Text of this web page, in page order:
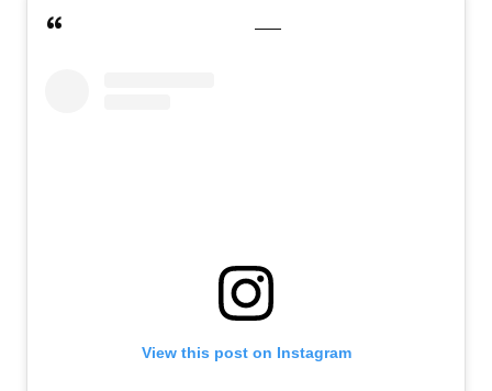
View this post on Instagram